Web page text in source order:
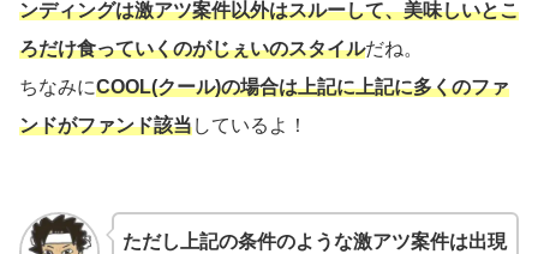
ンディングは激アツ案件以外はスルーして、美味しいとこ
ろだけ食っていくのがじぇいのスタイルだね。
ちなみにCOOL(クール)の場合は上記に上記に多くのファ
ンドがファンド該当しているよ！
ただし上記の条件のような激アツ案件は出現